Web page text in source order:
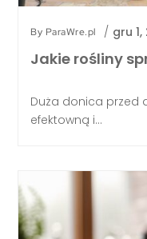
By ParaWre.pl / gru 1,
Jakie rośliny
Duża donica przed
efektowną i...